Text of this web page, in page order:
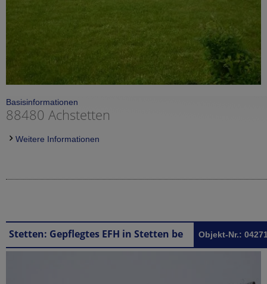
Basisinformationen
88480 Achstetten
Weitere Informationen
Objekt-Nr.: